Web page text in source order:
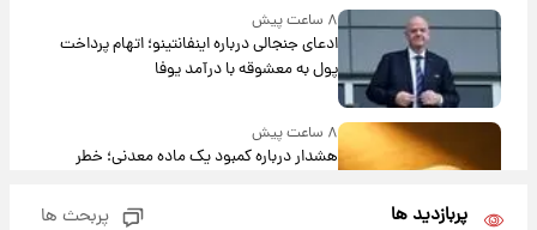
۸ ساعت پیش
ادعای جنجالی درباره اینفانتینو؛ اتهام پرداخت
پول به معشوقه با درآمد یوفا
۸ ساعت پیش
هشدار درباره کمبود یک ماده معدنی؛ خطر
پربازدید ها پربحث ها